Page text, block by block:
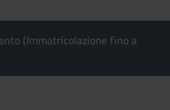
(Immatricolazione fino a